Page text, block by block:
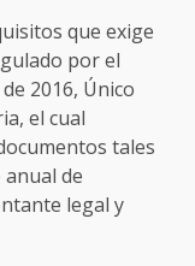
que exige
por el
2016, Único
el cual
tales
de
legal y